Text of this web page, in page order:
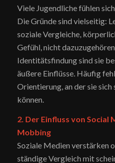
Viele Jugendliche fühlen
Die Gründe sind vielseitig:
soziale Vergleiche,
Gefühl, nicht
Identitätsfindung sind sie
äußere Einflüsse. Häufig
Orientierung, an der sie
können.
2. Der Einfluss von Social
Mobbing
Soziale Medien verstärken
ständige Vergleich mit